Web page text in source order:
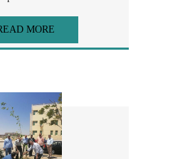
MORE